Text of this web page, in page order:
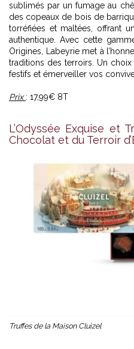
sublimés par un fumage au
des copeaux de bois de
torréfiées et maltées, offrant
authentique. Avec cette
Origines, Labeyrie met à
traditions des terroirs. Un
festifs et émerveiller vos
Prix: 17,99€ 8T
L’Odyssée Exquise et
Chocolat et du Terroir
Truffes de la Maison Cluizel